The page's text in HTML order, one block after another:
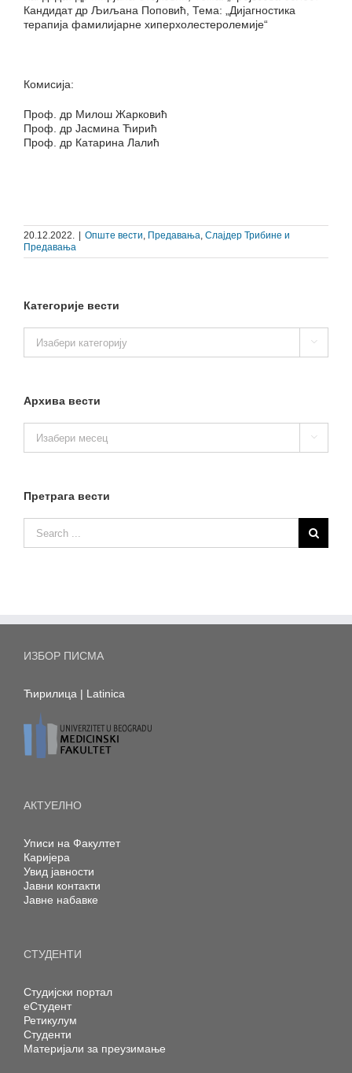
Кандидат др Љиљана Поповић, Тема: „Дијагностика
терапија фамилијарне хиперхолестеролемије“
Комисија:
Проф. др Милош Жарковић
Проф. др Јасмина Ћирић
Проф. др Катарина Лалић
20.12.2022. Опште вести, Предавања, Слајдер Трибине и
Предавања
Категорије вести
вести

Архива вести
вести

Претрага вести
ИЗБОР ПИСМА
Ћирилица | Latinica
АКТУЕЛНО
Уписи на Факултет
Каријера
Увид јавности
Јавни контакти
Јавне набавке
СТУДЕНТИ
Студијски портал
еСтудент
Ретикулум
Студенти
Материјали за преузимање